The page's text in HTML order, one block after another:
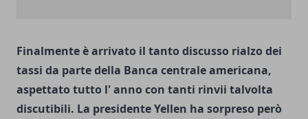
Finalmente è arrivato il tanto discusso rialzo dei
tassi da parte della Banca centrale americana,
aspettato tutto l' anno con tanti rinvii talvolta
discutibili. La presidente Yellen ha sorpreso però